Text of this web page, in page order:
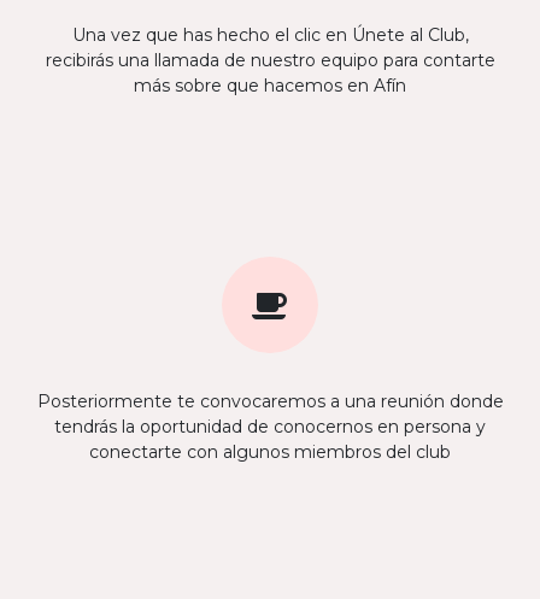
Una vez que has hecho el clic en Únete al Club,
recibirás una llamada de nuestro equipo para contarte
más sobre que hacemos en Afín
Posteriormente te convocaremos a una reunión donde
tendrás la oportunidad de conocernos en persona y
conectarte con algunos miembros del club